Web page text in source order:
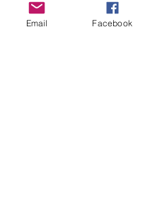
6 nappal ezelőtt
Email Facebook